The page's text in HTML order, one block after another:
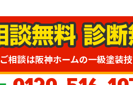
ご相談は阪神ホームの一級塗装